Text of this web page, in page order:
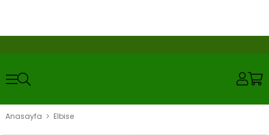
Anasayfa Elbise